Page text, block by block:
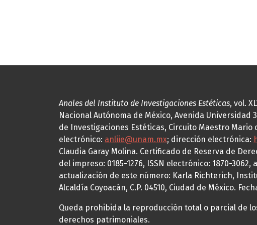
Anales del Instituto de Investigaciones Estéticas, vol.
Nacional Autónoma de México, Avenida Universidad
de Investigaciones Estéticas, Circuito Maestro Mario
electrónico: anliie@unam.mx; dirección electrónica:
Claudia Garay Molina. Certificado de Reserva de
del impreso: 0185-1276, ISSN electrónico: 1870-
actualización de este número: Karla Richterich,
Alcaldía Coyoacán, C.P. 04510, Ciudad de México.
Queda prohibida la reproducción total o parcial de
derechos patrimoniales.